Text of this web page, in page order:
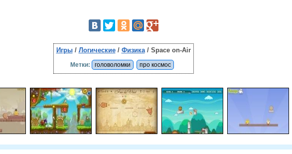
Игры/ Логические/ Физика/ Space on-Air
Метки: головоломки про космос